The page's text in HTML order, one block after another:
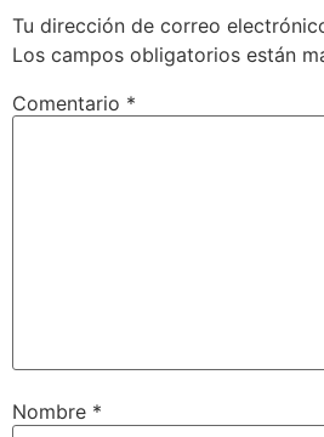
Tu dirección de correo
Los campos obligatorios están
Comentario *
Nombre *